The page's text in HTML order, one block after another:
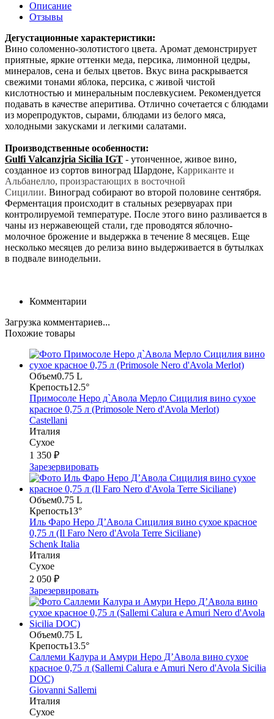
Описание
Отзывы
Дегустационные характеристики:
Вино соломенно-золотистого цвета. Аромат демонстрирует
приятные, яркие оттенки меда, персика, лимонной цедры,
минералов, сена и белых цветов. Вкус вина раскрывается
свежими тонами яблока, персика, с живой чистой
кислотностью и минеральным послевкусием. Рекомендуется
подавать в качестве аперитива. Отлично сочетается с блюдами
из морепродуктов, сырами, блюдами из белого мяса,
холодными закусками и легкими салатами.
Производственные особенности:
Gulfi Valcanzjria Sicilia IGT - утонченное, живое вино,
созданное из сортов виноград Шардоне, Карриканте и
Альбанелло, произрастающих в восточной
Сицилии. Виноград собирают во второй половине сентября.
Ферментация происходит в стальных резервуарах при
контролируемой температуре. После этого вино разливается в
чаны из нержавеющей стали, где проводятся яблочно-
молочное брожение и выдержка в течение 8 месяцев. Еще
несколько месяцев до релиза вино выдерживается в бутылках
в подвале винодельни.
Комментарии
Загрузка комментариев...
Похожие товары
Объем0.75 L
Крепость12.5°
Примосоле Неро д`Авола Мерло Сицилия вино сухое
красное 0,75 л (Primosole Nero d'Avola Merlot)
Castellani
Италия
Сухое
1 350 ₽
Зарезервировать
Объем0.75 L
Крепость13°
Иль Фаро Неро Д’Авола Сицилия вино сухое красное
0,75 л (Il Faro Nero d'Avola Terre Siciliane)
Schenk Italia
Италия
Сухое
2 050 ₽
Зарезервировать
Объем0.75 L
Крепость13.5°
Саллеми Калура и Амури Неро Д’Авола вино сухое
красное 0,75 л (Sallemi Calura e Amuri Nero d'Avola Sicilia
DOC)
Giovanni Sallemi
Италия
Сухое